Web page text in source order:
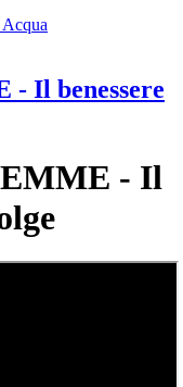
- Il benessere
- Il